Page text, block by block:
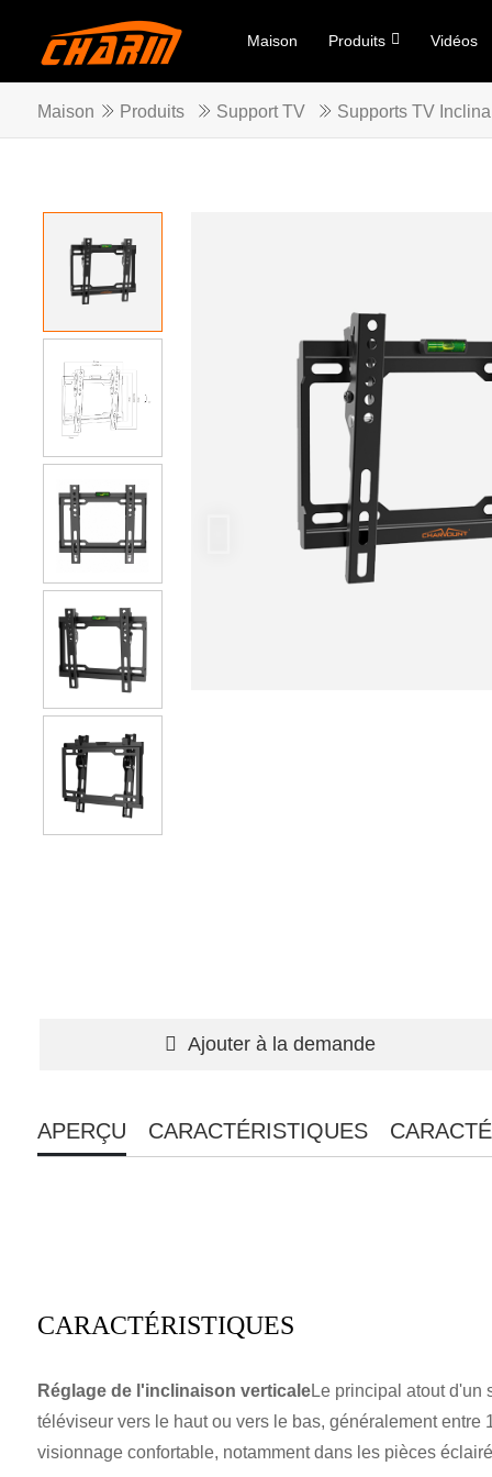
Maison Produits Vidéos
Maison Produits Support TV Supports TV
Ajouter à la demande
APERÇU CARACTÉRISTIQUES
CARACTÉRISTIQUES
Réglage de l'inclinaison verticaleLe principal atout d'un
téléviseur vers le haut ou vers le bas, généralement
visionnage confortable, notamment dans les pièces